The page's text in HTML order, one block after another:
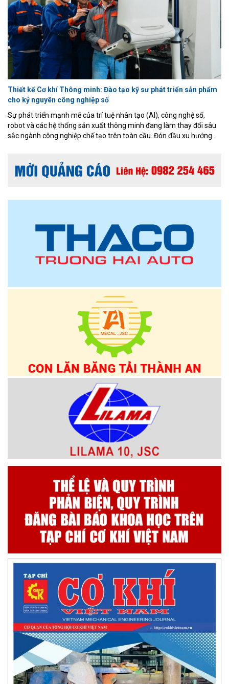
Thiết kế Cơ khí Thông minh: Đào tạo kỹ sư phát triển sản phẩm
cho kỷ nguyên công nghiệp số
Sự phát triển mạnh mẽ của trí tuệ nhân tạo (AI), công nghệ số,
robot và các hệ thống sản xuất thông minh đang làm thay đổi sâu
sắc ngành công nghiệp chế tạo trên toàn cầu. Đón đầu xu hướng
xây dựng theo định hướng ứng dụng, kết hợp nền tảng cơ khí
truyền thống với các công nghệ thiết kế và sản xuất hiện đại.